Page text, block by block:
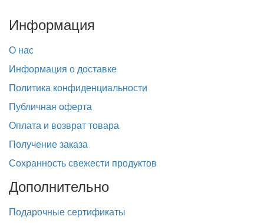
Информация
О нас
Информация о доставке
Политика конфиденциальности
Публичная оферта
Оплата и возврат товара
Получение заказа
Сохранность свежести продуктов
Дополнительно
Подарочные сертификаты